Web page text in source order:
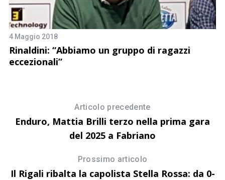
4 Maggio 2018
Rinaldini: “Abbiamo un gruppo di ragazzi
eccezionali”
Articolo precedente
Enduro, Mattia Brilli terzo nella prima gara
del 2025 a Fabriano
Prossimo articolo
Il Rigali ribalta la capolista Stella Rossa: da 0-